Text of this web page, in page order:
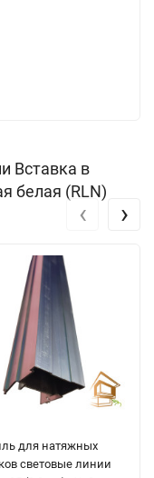
Вставка в
белая (RLN)
для натяжных
световые линии
‹ ›